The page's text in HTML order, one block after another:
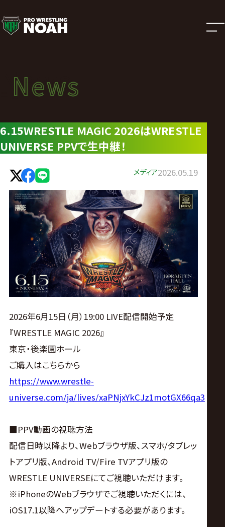
ニ
ュ
ー
ス
|
プ
ロ
レ
ン
グ・
ノ
ア
公
式
サ
イ
ト
News
ニュース
News
6.15WRESTLE MAGIC 2026はWRESTLE
UNIVERSE PPVで生中継！
メディア2026.05.19
2026年6月15日（月）19:00 LIVE配信開始予定
『WRESTLE MAGIC 2026』
東京・後楽園ホール
ご購入はこちらから
https://www.wrestle-
universe.com/ja/lives/xaPNjxYkCJz1motGX66qa3
■PPV動画の視聴方法
配信日時以降より、Webブラウザ版、スマホ/タブレッ
トアプリ版、Android TV/Fire TVアプリ版の
WRESTLE UNIVERSEにてご視聴いただけます。
※iPhoneのWebブラウザでご視聴いただくには、
iOS17.1以降へアップデートする必要があります。